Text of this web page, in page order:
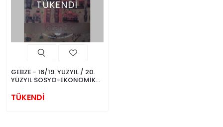
TÜKENDİ
GEBZE - 16/19. YÜZYIL / 20.
YÜZYIL SOSYO-EKONOMİK
TAKIM)
TÜKENDİ